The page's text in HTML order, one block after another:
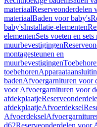
materiaalReserveonderdelen
materiaalBaden voor baby's
baby'sInstallatie-elementen
elementenSets voeten en
muurbevestigingen
montagesteunen en
muurbevestigingen
toebehoren
badenAfvoergarnituren voor
voor Afvoergarnituren voor
afdekplaatje
afdekplaatjeAfvoerdeksel
Afvoerdeksel
d62Reserveonderdelen voor